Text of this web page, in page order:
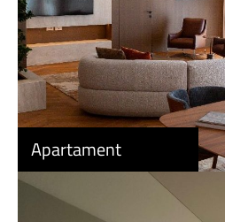
Apartament